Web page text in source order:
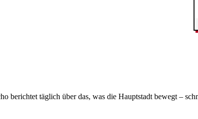
täglich über das, was die Hauptstadt bewegt –